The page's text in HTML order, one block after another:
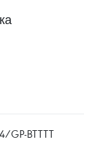
BTTTT